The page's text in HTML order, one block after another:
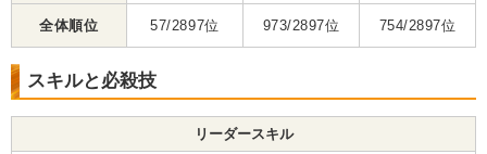
全体順位 57/2897位 973/2897位 754/2897位
スキルと必殺技
リーダースキル